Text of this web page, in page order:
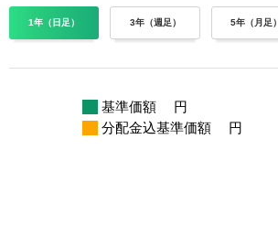
1年（日足） 3年（週足） 5年（月足）
基準価額
円
分配金込基準価額
円